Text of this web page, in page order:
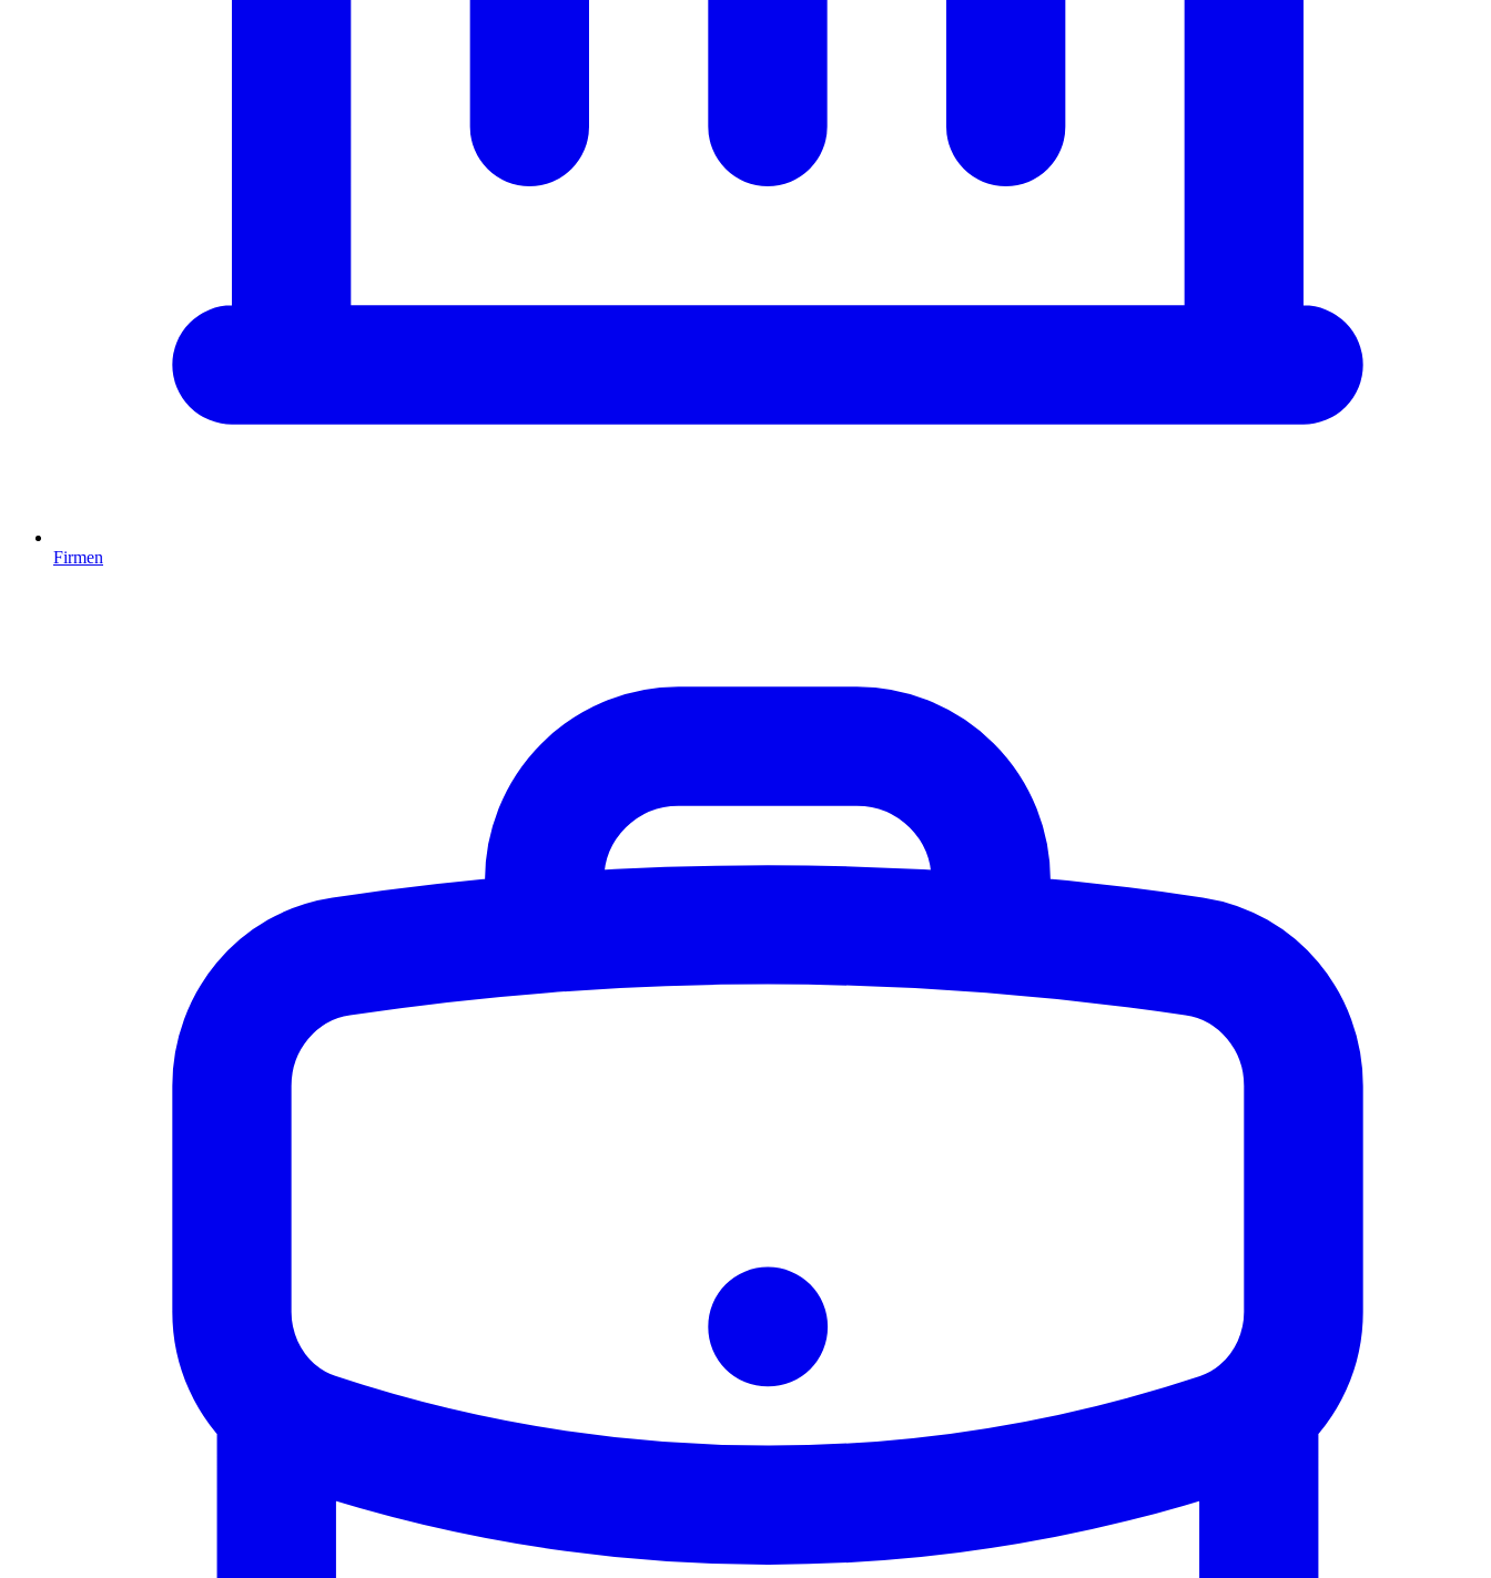
Firmen